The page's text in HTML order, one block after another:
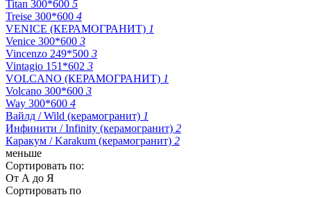
Titan 300*600 5
Treise 300*600 4
VENICE (КЕРАМОГРАНИТ) 1
Venice 300*600 3
Vincenzo 249*500 3
Vintagio 151*602 3
VOLCANO (КЕРАМОГРАНИТ) 1
Volcano 300*600 3
Way 300*600 4
Вайлд / Wild (керамогранит) 1
Инфинити / Infinity (керамогранит) 2
Каракум / Karakum (керамогранит) 2
меньше
Сортировать по:
От А до Я
Сортировать по